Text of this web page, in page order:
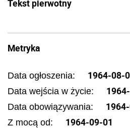
Tekst pierwotny
Metryka
Data ogłoszenia: 1964-08-
Data wejścia w życie:
Data obowiązywania:
Z mocą od: 1964-09-01